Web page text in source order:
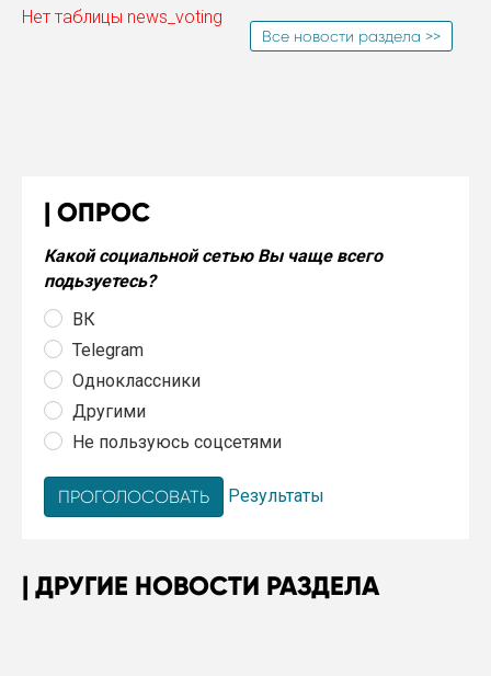
Нет таблицы news_voting
Все новости раздела >>
ОПРОС
Какой социальной сетью Вы чаще всего
подьзуетесь?
ВК
Telegram
Одноклассники
Другими
Не пользуюсь соцсетями
Результаты
ДРУГИЕ НОВОСТИ РАЗДЕЛА